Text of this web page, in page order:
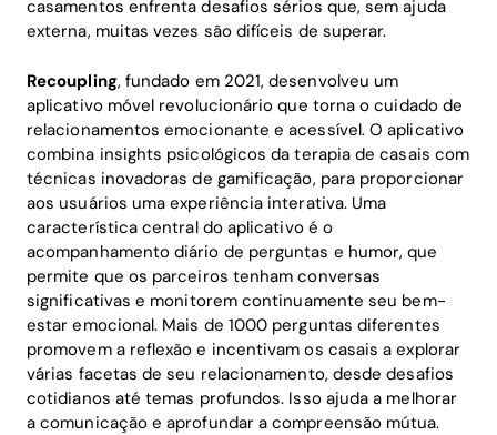
casamentos enfrenta desafios sérios que, sem ajuda
externa, muitas vezes são difíceis de superar.
Recoupling, fundado em 2021, desenvolveu um
aplicativo móvel revolucionário que torna o cuidado de
relacionamentos emocionante e acessível. O aplicativo
combina insights psicológicos da terapia de casais com
técnicas inovadoras de gamificação, para proporcionar
aos usuários uma experiência interativa. Uma
característica central do aplicativo é o
acompanhamento diário de perguntas e humor, que
permite que os parceiros tenham conversas
significativas e monitorem continuamente seu bem-
estar emocional. Mais de 1000 perguntas diferentes
promovem a reflexão e incentivam os casais a explorar
várias facetas de seu relacionamento, desde desafios
cotidianos até temas profundos. Isso ajuda a melhorar
a comunicação e aprofundar a compreensão mútua.